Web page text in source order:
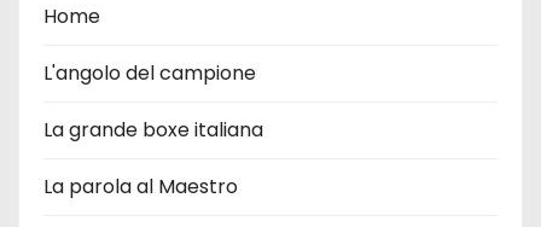
Home
L'angolo del campione
La grande boxe italiana
La parola al Maestro